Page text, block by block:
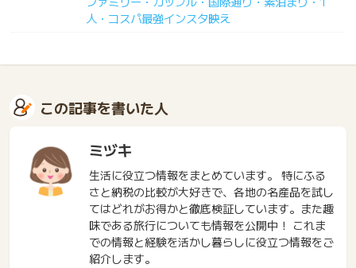
人・コスパ最強インスタ映え
この記事を書いた人
ミヅキ
生活に役立つ情報をまとめています。 特にふる
さと納税の比較が大好きで、各地の名産品を試し
てはどれがお得かと徹底検証しています。また趣
味である旅行についても情報を公開中！ これま
での情報と経験を活かし暮らしに役立つ情報をご
紹介します。